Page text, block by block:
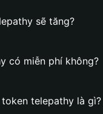
sẽ tăng?
có miễn phí không?
telepathy là gì?